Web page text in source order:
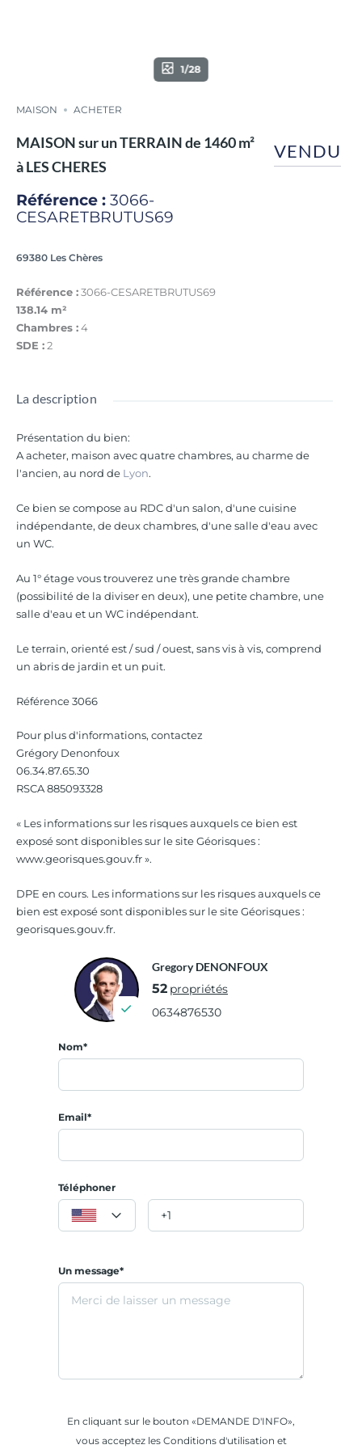
1/28
MAISON ACHETER
MAISON sur un TERRAIN de 1460 m²
à LES CHERES
Référence : 3066-
CESARETBRUTUS69
69380 Les Chères
Référence :3066-CESARETBRUTUS69
138.14 m²
Chambres :4
SDE :2
VENDU
La description
Présentation du bien:
A acheter, maison avec quatre chambres, au charme de
l'ancien, au nord de Lyon.
Ce bien se compose au RDC d'un salon, d'une cuisine
indépendante, de deux chambres, d'une salle d'eau avec
un WC.
Au 1° étage vous trouverez une très grande chambre
(possibilité de la diviser en deux), une petite chambre, une
salle d'eau et un WC indépendant.
Le terrain, orienté est / sud / ouest, sans vis à vis, comprend
un abris de jardin et un puit.
Référence 3066
Pour plus d'informations, contactez
Grégory Denonfoux
06.34.87.65.30
RSCA 885093328
« Les informations sur les risques auxquels ce bien est
exposé sont disponibles sur le site Géorisques :
www.georisques.gouv.fr ».
DPE en cours. Les informations sur les risques auxquels ce
bien est exposé sont disponibles sur le site Géorisques :
georisques.gouv.fr.
Gregory DENONFOUX
52 propriétés
0634876530
Nom*
Email*
Téléphoner
Un message*
En cliquant sur le bouton «DEMANDE D'INFO»,
vous acceptez les Conditions d'utilisation et